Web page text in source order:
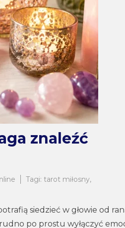
znaleźć
Tagi: tarot miłosny,
siedzieć w głowie od
po prostu wyłączyć